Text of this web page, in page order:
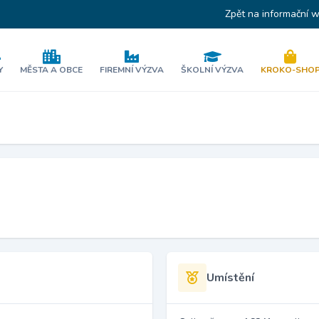
Zpět na informační
MĚSTA A OBCE FIREMNÍ VÝZVA ŠKOLNÍ VÝZVA KROKO-
Umístění